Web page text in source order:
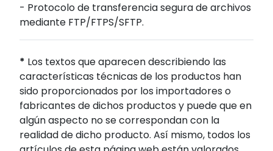
- Protocolo de transferencia segura de archivos
mediante FTP/FTPS/SFTP.
* Los textos que aparecen describiendo las
características técnicas de los productos han
sido proporcionados por los importadores o
fabricantes de dichos productos y puede que en
algún aspecto no se correspondan con la
realidad de dicho producto. Así mismo, todos los